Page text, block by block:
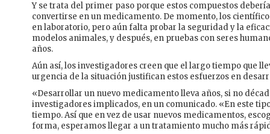
Y se trata del primer paso porque estos compuestos
convertirse en un medicamento. De momento, los
en laboratorio, pero aún falta probar la seguridad y la
modelos animales, y después, en pruebas con seres
años.
Aún así, los investigadores creen que el largo tiempo que
urgencia de la situación justifican estos esfuerzos en
«Desarrollar un nuevo medicamento lleva años, si no
investigadores implicados, en un comunicado. «En este
tiempo. Así que en vez de usar nuevos medicamentos,
forma, esperamos llegar a un tratamiento mucho más